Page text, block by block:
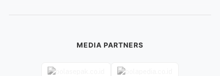
MEDIA PARTNERS